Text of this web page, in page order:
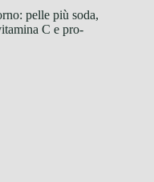
pelle più soda,
C e pro-